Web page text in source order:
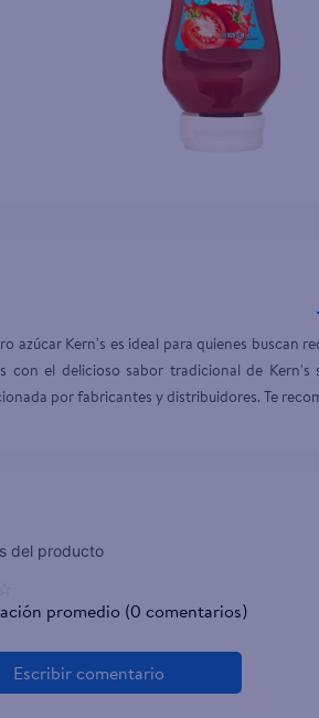
azúcar Kern's es ideal para quienes buscan
con el delicioso sabor tradicional de
por fabricantes y distribuidores. Te
promedio (0 comentarios)
ventilador
herbal rosa
pampers